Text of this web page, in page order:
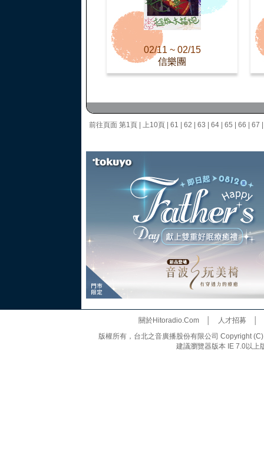
02/11 ~ 02/15
信樂團
前往頁面 第1頁 上10頁 61 62 63 64 65 66 67
關於Hitoradio.Com│ 人才招募
版權所有，台北之音廣播股份有限公司 Copyright
建議瀏覽器版本 IE 7.0以上